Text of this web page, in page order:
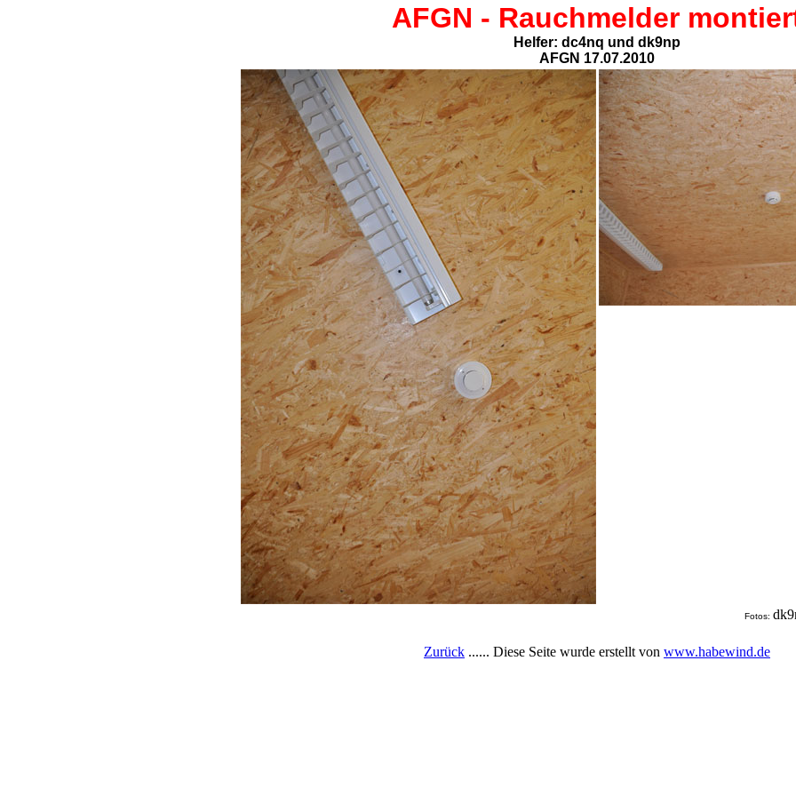
AFGN - Rauchmelder
Helfer: dc4nq und dk9np
AFGN 17.07.2010
Fotos:
Zurück ...... Diese Seite wurde erstellt von www.habewind.de